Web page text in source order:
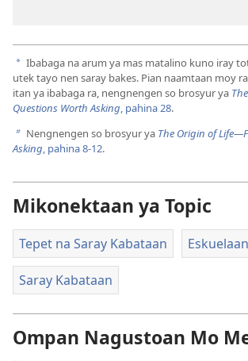
a Ibabaga na arum ya mas matalino kuno iray
utek tayo nen saray bakes. Pian naamtaan moy
itan ya ibabaga ra, nengnengen so brosyur ya
Questions Worth Asking, pahina 28.
b Nengnengen so brosyur ya The Origin of
Asking, pahina 8-12.
Mikonektaan ya Topic
Tepet na Saray Kabataan Eskuelaan
Saray Kabataan
Ompan Nagustoan Mo